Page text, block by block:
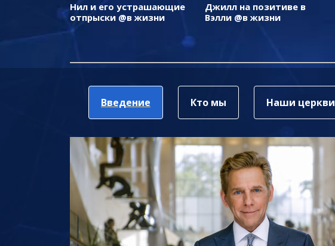
Нил и его устрашающие
отпрыски @в жизни
Джилл на позитиве в
Вэлли @в жизни
Введение Кто мы Наши церкви